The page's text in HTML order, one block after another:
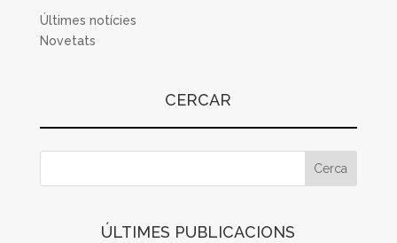
Últimes notícies
Novetats
CERCAR
ÚLTIMES PUBLICACIONS